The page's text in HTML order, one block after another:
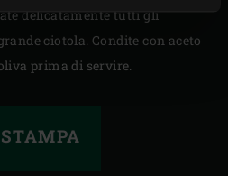
delicatamente tutti gli
ciotola. Condite con aceto
prima di servire.